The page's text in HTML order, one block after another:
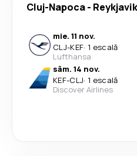
Cluj-Napoca- Reykjavik
mie. 11 nov.
CLJ-KEF· 1 escală
Lufthansa
sâm. 14 nov.
KEF-CLJ· 1 escală
Discover Airlines